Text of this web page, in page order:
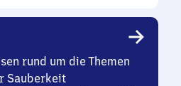
rund um die Themen
Sauberkeit